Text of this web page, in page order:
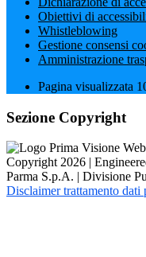
Obiettivi di
Whistleblowing
Gestione consensi
Amministrazione
Pagina visualizzata
Sezione Copyright
Copyright 2026 |
Parma S.p.A. | Divisione
Disclaimer trattamento dati